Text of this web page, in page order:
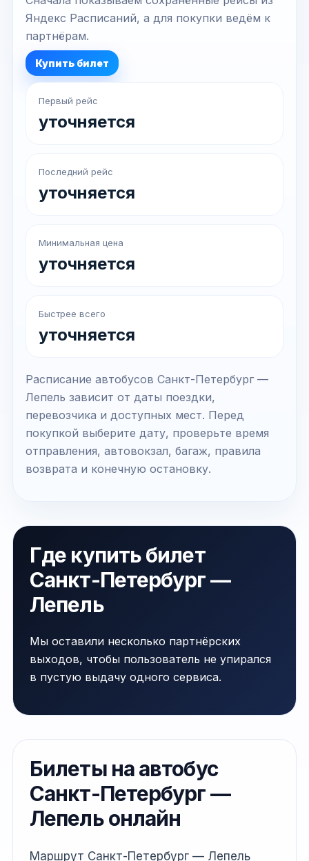
Яндекс Расписаний, а для покупки ведём к
партнёрам.
Купить билет
Первый рейс
уточняется
Последний рейс
уточняется
Минимальная цена
уточняется
Быстрее всего
уточняется
Расписание автобусов Санкт-Петербург —
Лепель зависит от даты поездки,
перевозчика и доступных мест. Перед
покупкой выберите дату, проверьте время
отправления, автовокзал, багаж, правила
возврата и конечную остановку.
Где купить билет
Санкт-Петербург —
Лепель
Мы оставили несколько партнёрских
выходов, чтобы пользователь не упирался
в пустую выдачу одного сервиса.
Билеты на автобус
Санкт-Петербург —
Лепель онлайн
Маршрут Санкт-Петербург — Лепель